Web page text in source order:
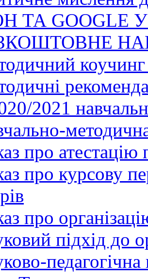
ТА GOOGLE
2021
про атестацію
про курсову
про
підхід до